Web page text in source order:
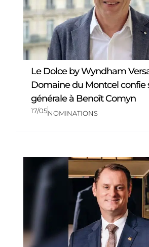
Le Dolce by Wyndham
Domaine du Montcel confie
générale à Benoît Comyn
17/05NOMINATIONS